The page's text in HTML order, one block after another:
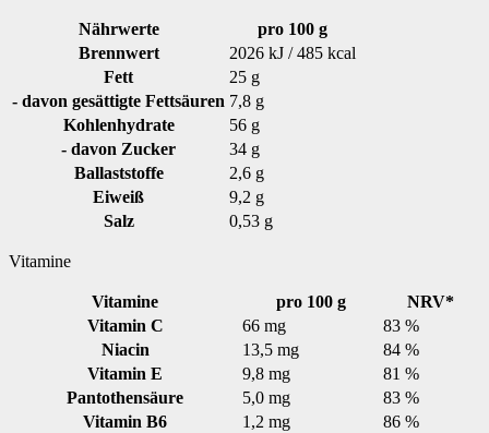
Nährwerte
pro 100 g
Brennwert
2026 kJ / 485 kcal
Fett
25 g
- davon gesättigte Fettsäuren 7,8 g
Kohlenhydrate
56 g
- davon Zucker
34 g
Ballaststoffe
2,6 g
Eiweiß
9,2 g
Salz
0,53 g
Vitamine
Vitamine pro 100 g
NRV*
Vitamin C
66 mg
83 %
Niacin
13,5 mg
84 %
Vitamin E
9,8 mg
81 %
Pantothensäure
5,0 mg
83 %
Vitamin B6
1,2 mg
86 %